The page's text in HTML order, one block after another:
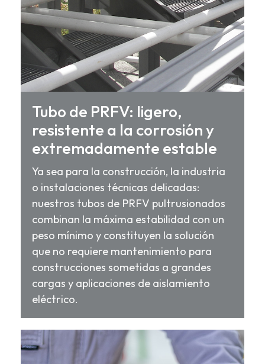
Tubo de PRFV: ligero,
resistente a la corrosión y
extremadamente estable
Ya sea para la construcción, la industria
o instalaciones técnicas delicadas:
nuestros tubos de PRFV pultrusionados
combinan la máxima estabilidad con un
peso mínimo y constituyen la solución
que no requiere mantenimiento para
construcciones sometidas a grandes
cargas y aplicaciones de aislamiento
eléctrico.